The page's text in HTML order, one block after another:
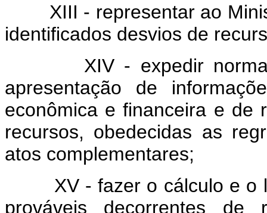
XIII - representar ao
identificados desvios de
XIV - expedir normas,
apresentação de
econômica e financeira e de
recursos, obedecidas as
atos complementares;
XV - fazer o cálculo e o
prováveis decorrentes